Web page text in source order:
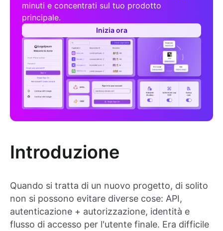
minuti e concentrati sul tuo prodotto
principale.
Inizia ora
Introduzione
Quando si tratta di un nuovo progetto, di solito
non si possono evitare diverse cose: API,
autenticazione + autorizzazione, identità e
flusso di accesso per l'utente finale. Era difficile